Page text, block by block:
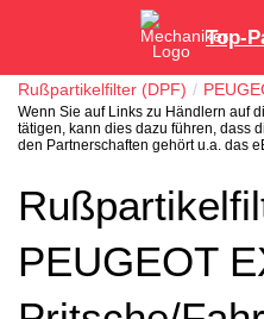
Top-
Rußpartikelfilter (DPF)
Wenn Sie auf Links zu Händlern auf
tätigen, kann dies dazu führen, dass
den Partnerschaften gehört u.a. das
PEUGEOT